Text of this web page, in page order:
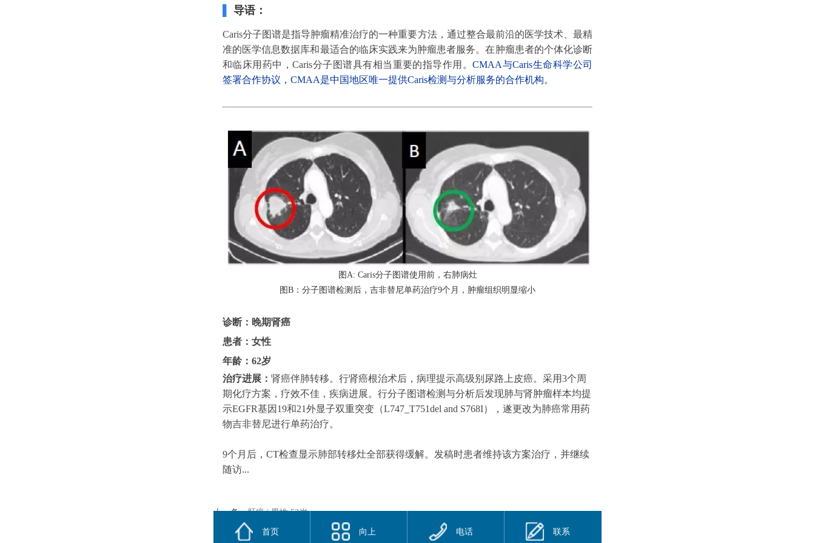
导语：
Caris分子图谱是指导肿瘤精准治疗的一种重要方法，通过整合最前沿的医学技术、最精
准的医学信息数据库和最适合的临床实践来为肿瘤患者服务。在肿瘤患者的个体化诊断
和临床用药中，Caris分子图谱具有相当重要的指导作用。CMAA与Caris生命科学公司
签署合作协议，CMAA是中国地区唯一提供Caris检测与分析服务的合作机构。
图A: Caris分子图谱使用前，右肺病灶
图B：分子图谱检测后，吉非替尼单药治疗9个月，肿瘤组织明显缩小
诊断： 晚期肾癌
患者： 女性
年龄： 62岁
治疗进展： 肾癌伴肺转移。行肾癌根治术后，病理提示高级别尿路上皮癌。采用3个周
期化疗方案，疗效不佳，疾病进展。行分子图谱检测与分析后发现肺与肾肿瘤样本均提
示EGFR基因19和21外显子双重突变（L747_T751del and S768I），遂更改为肺癌常用药
物吉非替尼进行单药治疗。
9个月后，CT检查显示肺部转移灶全部获得缓解。发稿时患者维持该方案治疗，并继续
随访...
上一条：肝癌 | 男性 53岁
下一条：甲状腺癌 | 女性 71岁
首页
向上 电话 联系